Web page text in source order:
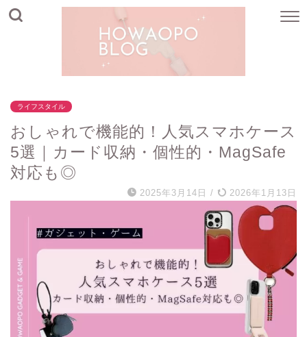
ライフスタイル
おしゃれで機能的！人気スマホケース
5選｜カード収納・個性的・MagSafe
対応も◎
2025年3月14日 / 2026年1月13日